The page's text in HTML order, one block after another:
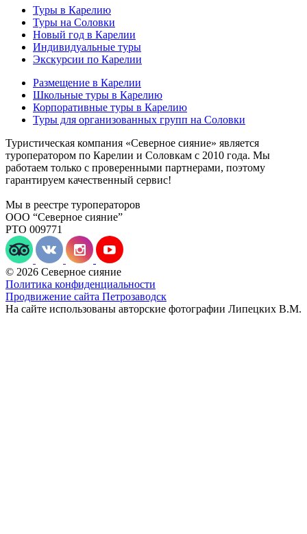
Туры в Карелию
Туры на Соловки
Новый год в Карелии
Индивидуальные туры
Экскурсии по Карелии
Размещение в Карелии
Школьные туры в Карелию
Корпоративные туры в Карелию
Туры для организованных групп на Соловки
Туристическая компания «Северное сияние» является
туроператором по Карелии и Соловкам с 2010 года. Мы
работаем только с проверенными партнерами, поэтому
гарантируем качественный сервис!
Мы в реестре туроператоров
ООО “Северное сияние”
РТО 009771
© 2026 Северное сияние
Политика конфиденциальности
Продвижение сайта Петрозаводск
На сайте использованы авторские фотографии Липецких В.М.